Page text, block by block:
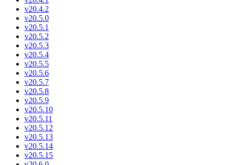
v20.4.2
v20.5.0
v20.5.1
v20.5.2
v20.5.3
v20.5.4
v20.5.5
v20.5.6
v20.5.7
v20.5.8
v20.5.9
v20.5.10
v20.5.11
v20.5.12
v20.5.13
v20.5.14
v20.5.15